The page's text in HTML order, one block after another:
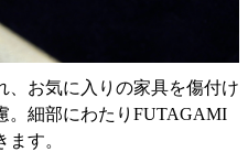
、お気に入りの家具を傷付け
。細部にわたりFUTAGAMI
す。